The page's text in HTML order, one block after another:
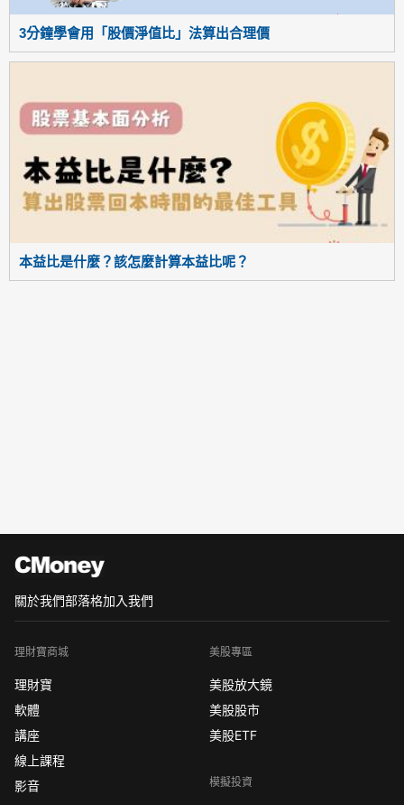
3分鐘學會用「股價淨值比」法算出合理價
本益比是什麼？該怎麼計算本益比呢？
關於我們部落格加入我們
理財寶商城
理財寶
軟體
講座
線上課程
影音
美股專區
美股放大鏡
美股股市
美股ETF
模擬投資